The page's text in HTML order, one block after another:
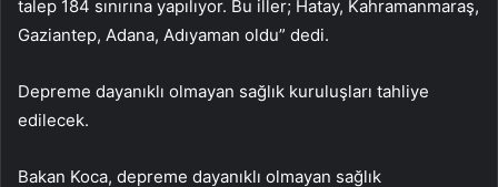
talep 184 sınırına yapılıyor. Bu iller; Hatay, Kahramanmaraş,
Gaziantep, Adana, Adıyaman oldu” dedi.
Depreme dayanıklı olmayan sağlık kuruluşları tahliye
edilecek.
Bakan Koca, depreme dayanıklı olmayan sağlık